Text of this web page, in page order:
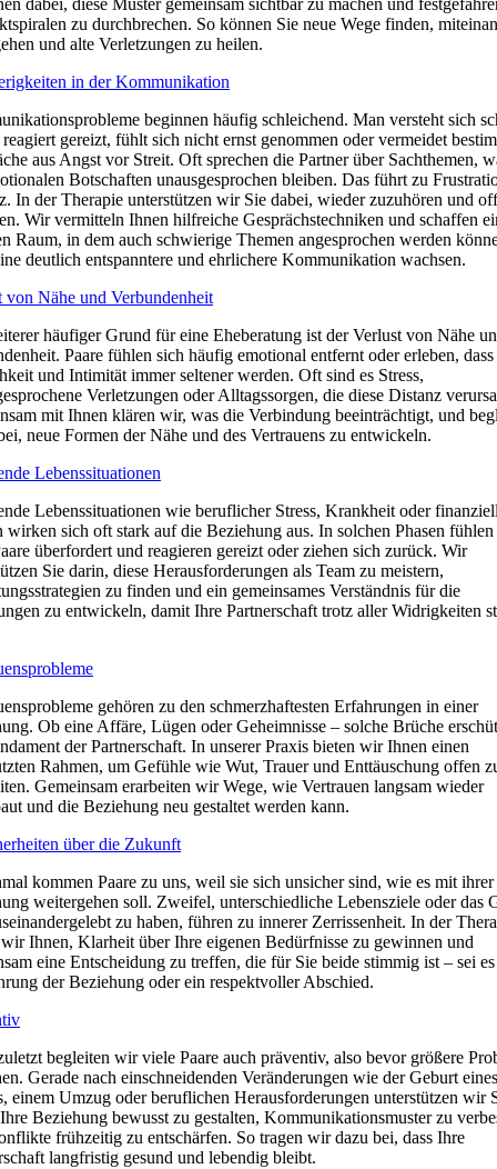
dabei, diese Muster gemeinsam sichtbar zu machen und
zu durchbrechen. So können Sie neue Wege finden,
und alte Verletzungen zu heilen.
in der Kommunikation
beginnen häufig schleichend. Man versteht sich
gereizt, fühlt sich nicht ernst genommen oder vermeidet
aus Angst vor Streit. Oft sprechen die Partner über Sachthemen,
Botschaften unausgesprochen bleiben. Das führt zu
In der Therapie unterstützen wir Sie dabei, wieder zuzuhören und
Wir vermitteln Ihnen hilfreiche Gesprächstechniken und schaffen
Raum, in dem auch schwierige Themen angesprochen werden
deutlich entspanntere und ehrlichere Kommunikation wachsen.
von Nähe und Verbundenheit
häufiger Grund für eine Eheberatung ist der Verlust von Nähe
Paare fühlen sich häufig emotional entfernt oder erleben, dass
und Intimität immer seltener werden. Oft sind es Stress,
Verletzungen oder Alltagssorgen, die diese Distanz
mit Ihnen klären wir, was die Verbindung beeinträchtigt, und
neue Formen der Nähe und des Vertrauens zu entwickeln.
Lebenssituationen
Lebenssituationen wie beruflicher Stress, Krankheit oder
wirken sich oft stark auf die Beziehung aus. In solchen Phasen fühlen
überfordert und reagieren gereizt oder ziehen sich zurück. Wir
Sie darin, diese Herausforderungen als Team zu meistern,
zu finden und ein gemeinsames Verständnis für die
zu entwickeln, damit Ihre Partnerschaft trotz aller Widrigkeiten
gehören zu den schmerzhaftesten Erfahrungen in einer
Ob eine Affäre, Lügen oder Geheimnisse – solche Brüche
der Partnerschaft. In unserer Praxis bieten wir Ihnen einen
Rahmen, um Gefühle wie Wut, Trauer und Enttäuschung offen
Gemeinsam erarbeiten wir Wege, wie Vertrauen langsam wieder
und die Beziehung neu gestaltet werden kann.
über die Zukunft
kommen Paare zu uns, weil sie sich unsicher sind, wie es mit ihrer
weitergehen soll. Zweifel, unterschiedliche Lebensziele oder das
zu haben, führen zu innerer Zerrissenheit. In der
Ihnen, Klarheit über Ihre eigenen Bedürfnisse zu gewinnen und
eine Entscheidung zu treffen, die für Sie beide stimmig ist – sei
der Beziehung oder ein respektvoller Abschied.
begleiten wir viele Paare auch präventiv, also bevor größere
Gerade nach einschneidenden Veränderungen wie der Geburt eines
einem Umzug oder beruflichen Herausforderungen unterstützen wir
Beziehung bewusst zu gestalten, Kommunikationsmuster zu
frühzeitig zu entschärfen. So tragen wir dazu bei, dass Ihre
langfristig gesund und lebendig bleibt.